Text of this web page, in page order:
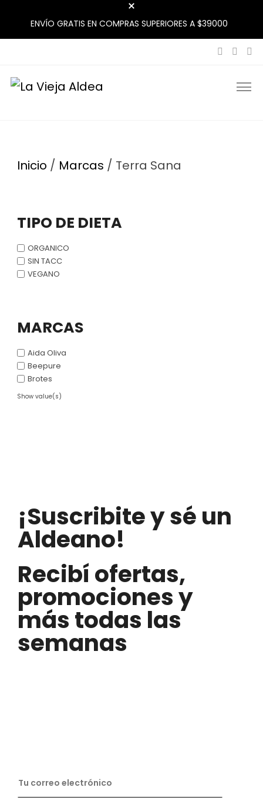
ENVÍO GRATIS EN COMPRAS SUPERIORES A $39000
La Vieja Aldea
Tu Mercado Natural Cerca
Inicio / Marcas / Terra Sana
TIPO DE DIETA
ORGANICO
SIN TACC
VEGANO
MARCAS
Aida Oliva
Beepure
Brotes
Show value(s)
¡Suscribite y sé un
Aldeano!
Recibí ofertas,
promociones y
más todas las
semanas